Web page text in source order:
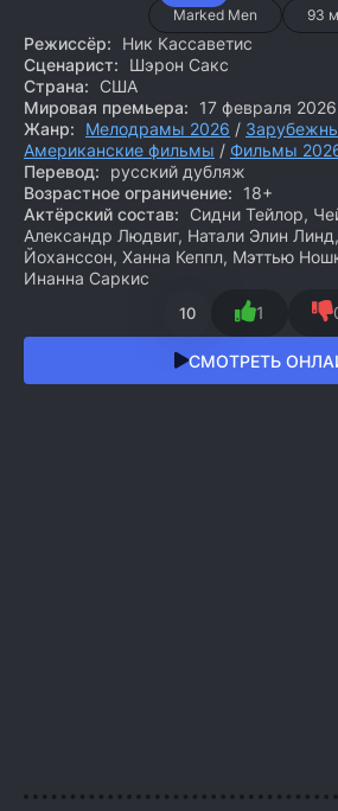
Marked Men 93
Режиссёр:
Ник Кассаветис
Сценарист:
Шэрон Сакс
Страна:
США
Мировая премьера:
17 февраля 2026
Жанр:
Мелодрамы 2026 /
Американские фильмы / Фильмы
Перевод:
русский дубляж
Возрастное ограничение:
18+
Актёрский состав:
Сидни Тейлор,
Александр Людвиг, Натали Элин
Йоханссон, Ханна Кеппл, Мэттью
Инанна Саркис
10 1
СМОТРЕТЬ